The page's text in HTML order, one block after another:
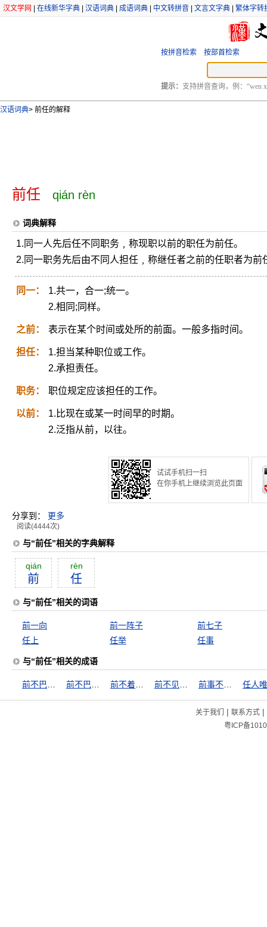
汉文学网 在线新华字典 汉语词典 成语词典 中文转拼音 文言文字典 繁体字转
按拼音检索 按部首检索
提示： 支持拼音查询，例：“wen
汉语词典> 前任的解释
前任 qián rèn
词典解释
1.同一人先后任不同职务﹐称现职以前的职任为前任。
2.同一职务先后由不同人担任﹐称继任者之前的任职者为前
同一：
1.共一，合一;统一。
2.相同;同样。
之前： 表示在某个时间或处所的前面。一般多指时间。
担任：
1.担当某种职位或工作。
2.承担责任。
职务： 职位规定应该担任的工作。
以前：
1.比现在或某一时间早的时期。
2.泛指从前，以往。
试试手机扫一扫
在你手机上继续浏览此页面
分享到： 更多
阅读(4444次)
与“前任”相关的字典解释
qián
前
rèn
任
与“前任”相关的词语
前一向 前一阵子
前七子
任上
任举 任事
与“前任”相关的成语
任人
关于我们 | 联系方式|
粤ICP备